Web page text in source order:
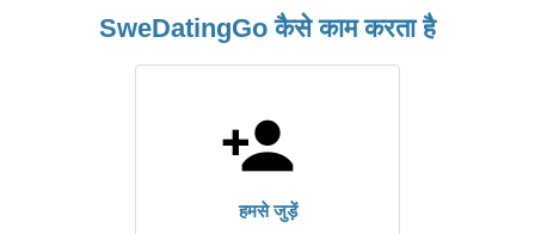
SweDatingGo कैसे काम करता है
हमसे जुड़ें